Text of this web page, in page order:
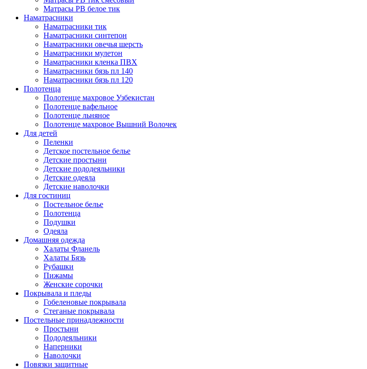
Матрасы РВ белое тик
Наматрасники
Наматрасники тик
Наматрасники синтепон
Наматрасники овечья шерсть
Наматрасники мулетон
Наматрасники кленка ПВХ
Наматрасники бязь пл 140
Наматрасники бязь пл 120
Полотенца
Полотенце махровое Узбекистан
Полотенце вафельное
Полотенце льняное
Полотенце махровое Вышний Волочек
Для детей
Пеленки
Детское постельное белье
Детские простыни
Детские пододеяльники
Детские одеяла
Детские наволочки
Для гостиниц
Постельное белье
Полотенца
Подушки
Одеяла
Домашняя одежда
Халаты Фланель
Халаты Бязь
Рубашки
Пижамы
Женские сорочки
Покрывала и пледы
Гобеленовые покрывала
Стеганые покрывала
Постельные принадлежности
Простыни
Пододеяльники
Наперники
Наволочки
Повязки защитные